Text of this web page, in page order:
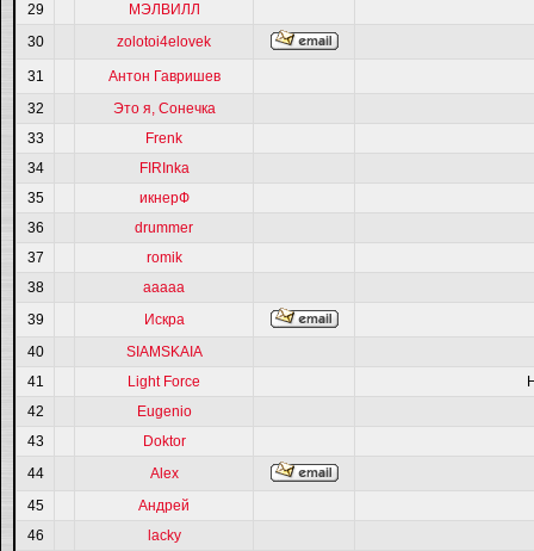
29
МЭЛВИЛЛ
30
zolotoi4elovek
31
Антон Гавришев
32
Это я, Сонечка
33
Frenk
34
FIRInka
35
икнерФ
36
drummer
37
romik
38
ааааа
39
Искра
40
SIAMSKAIA
41
Light Force
42
Eugenio
43
Doktor
44
Alex
45
Андрей
46
lacky